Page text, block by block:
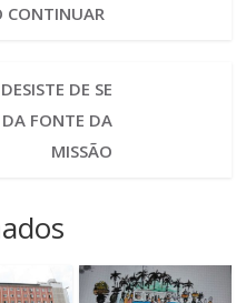
CONTINUAR
DE SE
FONTE DA
MISSÃO